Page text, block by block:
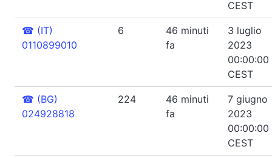
CEST
☎ (IT)
0110899010
6
46 minuti
fa
3 luglio
2023
00:00:00
CEST
☎ (BG)
024928818
224
46 minuti
fa
7 giugno
2023
00:00:00
CEST